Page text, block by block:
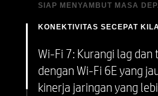
Nikmati kinerja gaming
yang cepat di mana saja,
SIAP MENYAMBUT MASA
Dapatkan kinerja gaming
yang lebih baik dan
memindahkan tugas AI,
framing, ke NPU.
KONEKTIVITAS SECEPAT
Wi-Fi 7: Kurangi lag dan
dengan Wi-Fi 6E yang
kinerja jaringan yang